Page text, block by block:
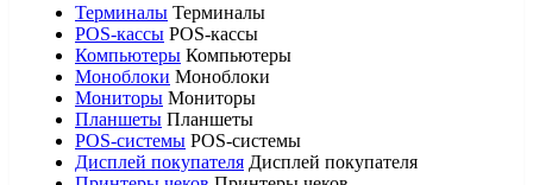
Терминалы Терминалы
POS-кассы POS-кассы
Компьютеры Компьютеры
Моноблоки Моноблоки
Мониторы Мониторы
Планшеты Планшеты
POS-системы POS-системы
Дисплей покупателя Дисплей покупателя